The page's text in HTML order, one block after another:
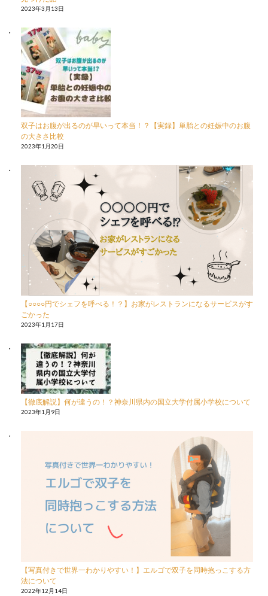
2023年3月13日
双子はお腹が出るのが早いって本当！？【実録】単胎との妊娠中のお腹
の大きさ比較
2023年1月20日
【○○○○円でシェフを呼べる！？】お家がレストランになるサービスがす
ごかった
2023年1月17日
【徹底解説】何が違うの！？神奈川県内の国立大学付属小学校について
2023年1月9日
【写真付きで世界一わかりやすい！】エルゴで双子を同時抱っこする方
法について
2022年12月14日